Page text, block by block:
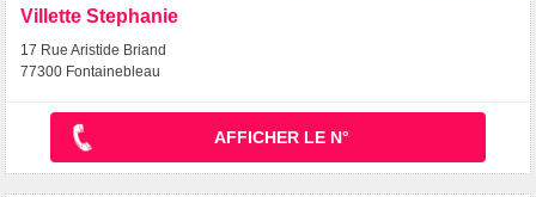
Villette Stephanie
17 Rue Aristide Briand
77300 Fontainebleau
AFFICHER LE N°